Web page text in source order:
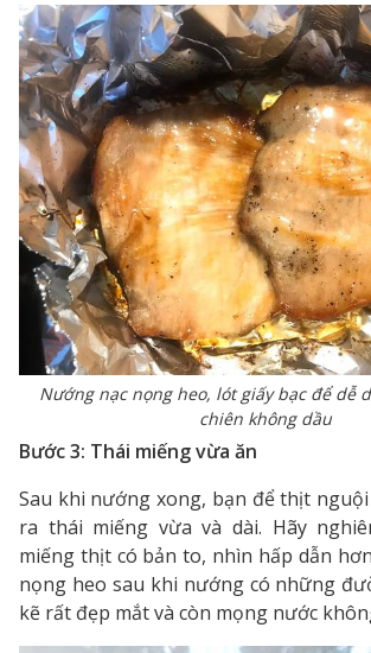
Nướng nạc nọng heo, lót giấy bạc để dễ
chiên không dầu
Bước 3: Thái miếng vừa ăn
Sau khi nướng xong, bạn để thịt
ra thái miếng vừa và dài. Hãy
miếng thịt có bản to, nhìn hấp dẫn
nọng heo sau khi nướng có những
kẽ rất đẹp mắt và còn mọng nước